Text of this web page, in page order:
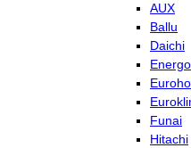
AUX
Ballu
Daichi
Funai
Hitachi